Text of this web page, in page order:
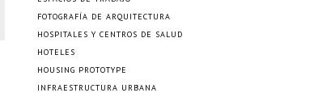
FOTOGRAFÍA DE ARQUITECTURA
HOSPITALES Y CENTROS DE SALUD
HOTELES
HOUSING PROTOTYPE
INFRAESTRUCTURA URBANA